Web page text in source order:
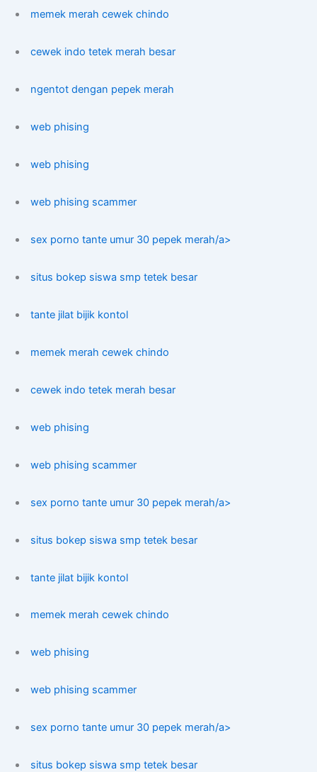
memek merah cewek chindo
cewek indo tetek merah besar
ngentot dengan pepek merah
web phising
web phising
web phising scammer
sex porno tante umur 30 pepek merah/a>
situs bokep siswa smp tetek besar
tante jilat bijik kontol
memek merah cewek chindo
cewek indo tetek merah besar
web phising
web phising scammer
sex porno tante umur 30 pepek merah/a>
situs bokep siswa smp tetek besar
tante jilat bijik kontol
memek merah cewek chindo
web phising
web phising scammer
sex porno tante umur 30 pepek merah/a>
situs bokep siswa smp tetek besar